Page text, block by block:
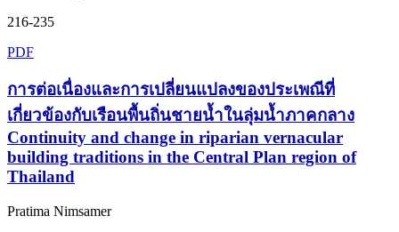
216-235
PDF
การต่อเนื่องและการเปลี่ยนแปลงของประเพณีที่
เกี่ยวข้องกับเรือนพื้นถิ่นชายน้ำในลุ่มน้ำภาคกลาง
Continuity and change in riparian vernacular
building traditions in the Central Plan region of
Thailand
Pratima Nimsamer